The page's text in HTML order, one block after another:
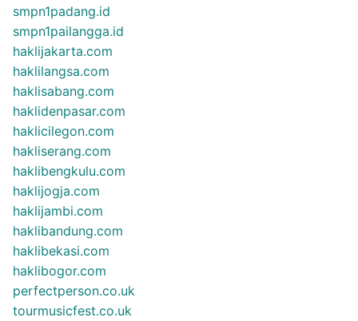
smpn1padang.id
smpn1pailangga.id
haklijakarta.com
haklilangsa.com
haklisabang.com
haklidenpasar.com
haklicilegon.com
hakliserang.com
haklibengkulu.com
haklijogja.com
haklijambi.com
haklibandung.com
haklibekasi.com
haklibogor.com
perfectperson.co.uk
tourmusicfest.co.uk